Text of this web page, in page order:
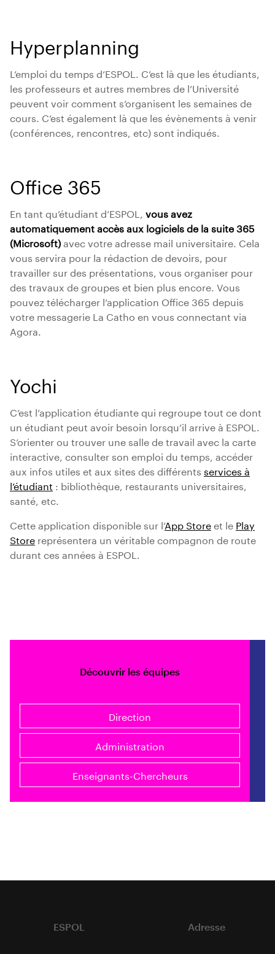
Hyperplanning
L’emploi du temps d’ESPOL. C’est là que les étudiants,
les professeurs et autres membres de l’Université
peuvent voir comment s’organisent les semaines de
cours. C’est également là que les évènements à venir
(conférences, rencontres, etc) sont indiqués.
Office 365
En tant qu’étudiant d’ESPOL, vous avez
automatiquement accès aux logiciels de la suite 365
(Microsoft)avec votre adresse mail universitaire. Cela
vous servira pour la rédaction de devoirs, pour
travailler sur des présentations, vous organiser pour
des travaux de groupes et bien plus encore. Vous
pouvez télécharger l’application Office 365 depuis
votre messagerie La Catho en vous connectant via
Agora.
Yochi
C’est l’application étudiante qui regroupe tout ce dont
un étudiant peut avoir besoin lorsqu’il arrive à ESPOL.
S’orienter ou trouver une salle de travail avec la carte
interactive, consulter son emploi du temps, accéder
aux infos utiles et aux sites des différents services à
l’étudiant : bibliothèque, restaurants universitaires,
santé, etc.
Cette application disponible sur l’App Storeet le Play
Store représentera un véritable compagnon de route
durant ces années à ESPOL.
Découvrir les équipes
Direction
Administration
Enseignants-Chercheurs
ESPOL Adresse